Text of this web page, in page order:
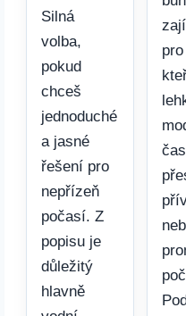
Silná
volba,
pokud
chceš
jednoduché
a jasné
řešení pro
nepřízeň
počasí. Z
popisu je
důležitý
hlavně